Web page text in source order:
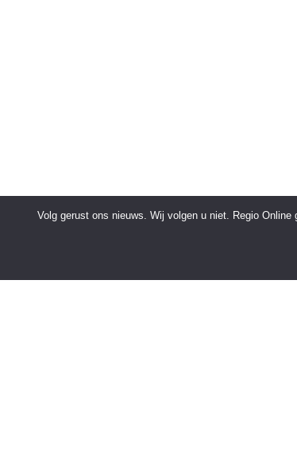
Volg gerust ons nieuws. Wij volgen u niet. Regio